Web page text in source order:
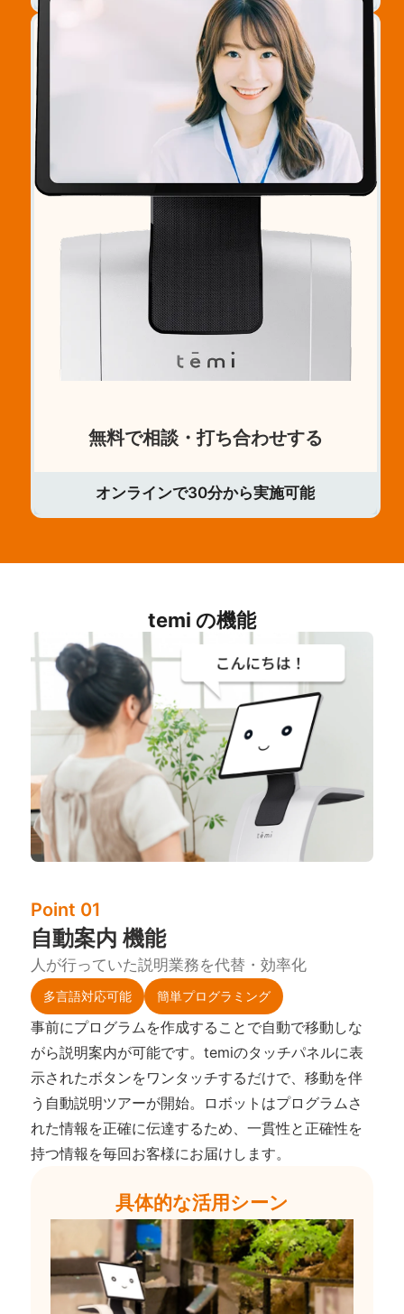
無料で相談・打ち合わせする
オンラインで30分から実施可能
temi の機能
Point 01
自動案内 機能
人が行っていた説明業務を代替・効率化
多言語対応可能 簡単プログラミング
事前にプログラムを作成することで自動で移動しな
がら説明案内が可能です。temiのタッチパネルに表
示されたボタンをワンタッチするだけで、移動を伴
う自動説明ツアーが開始。ロボットはプログラムさ
れた情報を正確に伝達するため、一貫性と正確性を
持つ情報を毎回お客様にお届けします。
具体的な活用シーン